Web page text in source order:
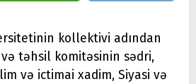
kollektivi adından
təhsil komitəsinin sədri,
və ictimai xadim, Siyasi və